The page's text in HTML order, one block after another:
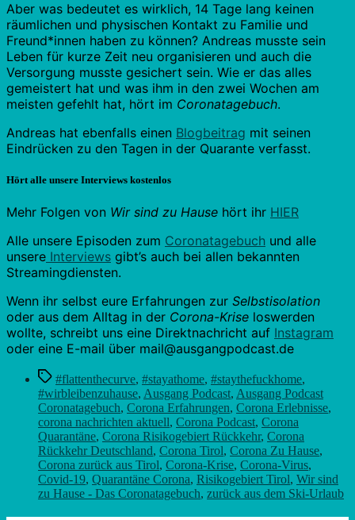
Aber was bedeutet es wirklich, 14 Tage lang keinen
räumlichen und physischen Kontakt zu Familie und
Freund*innen haben zu können? Andreas musste sein
Leben für kurze Zeit neu organisieren und auch die
Versorgung musste gesichert sein. Wie er das alles
gemeistert hat und was ihm in den zwei Wochen am
meisten gefehlt hat, hört im Coronatagebuch.
Andreas hat ebenfalls einen Blogbeitrag mit seinen
Eindrücken zu den Tagen in der Quarante verfasst.
Hört alle unsere Interviews kostenlos
Mehr Folgen von Wir sind zu Hause hört ihr HIER
Alle unsere Episoden zum Coronatagebuch und alle
unsere Interviews gibt’s auch bei allen bekannten
Streamingdiensten.
Wenn ihr selbst eure Erfahrungen zur Selbstisolation
oder aus dem Alltag in der Corona-Krise loswerden
wollte, schreibt uns eine Direktnachricht auf Instagram
oder eine E-mail über mail@ausgangpodcast.de
Schlagwörter
#flattenthecurve, #stayathome, #staythefuckhome,
#wirbleibenzuhause, Ausgang Podcast, Ausgang Podcast
Coronatagebuch, Corona Erfahrungen, Corona Erlebnisse,
corona nachrichten aktuell, Corona Podcast, Corona
Quarantäne, Corona Risikogebiert Rückkehr, Corona
Rückkehr Deutschland, Corona Tirol, Corona Zu Hause,
Corona zurück aus Tirol, Corona-Krise, Corona-Virus,
Covid-19, Quarantäne Corona, Risikogebiert Tirol, Wir sind
zu Hause - Das Coronatagebuch, zurück aus dem Ski-Urlaub